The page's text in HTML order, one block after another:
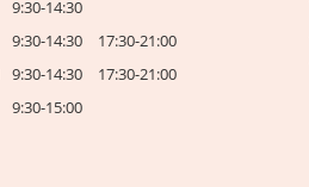
9:30-14:30
9:30-14:30
17:30-21:00
9:30-14:30
17:30-21:00
9:30-15:00